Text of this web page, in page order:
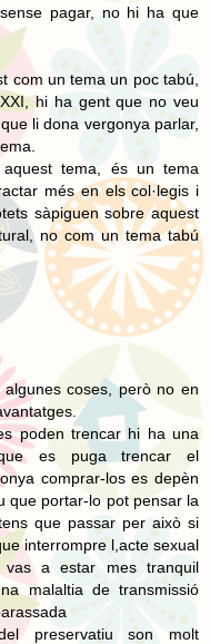
pagar, no hi ha que
com un tema un poc tabú,
hi ha gent que no veu
li dona vergonya parlar,
tema, és un tema
més en els col·legis i
sàpiguen sobre aquest
no com un tema tabú
coses, però no en
poden trencar hi ha una
es puga trencar el
comprar-los es depèn
que portar-lo pot pensar la
que passar per això si
interrompre l,acte sexual
a estar mes tranquil
malaltia de transmissió
preservatiu son molt